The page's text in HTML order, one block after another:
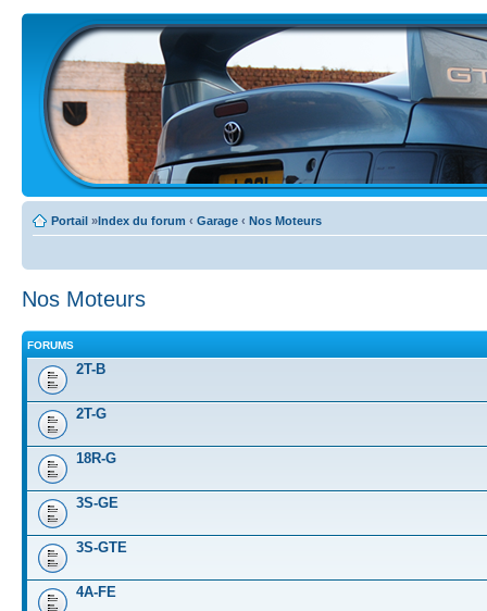
Portail »Index du forum ‹ Garage ‹ Nos Moteurs
Nos Moteurs
FORUMS
2T-B
2T-G
18R-G
3S-GE
3S-GTE
4A-FE